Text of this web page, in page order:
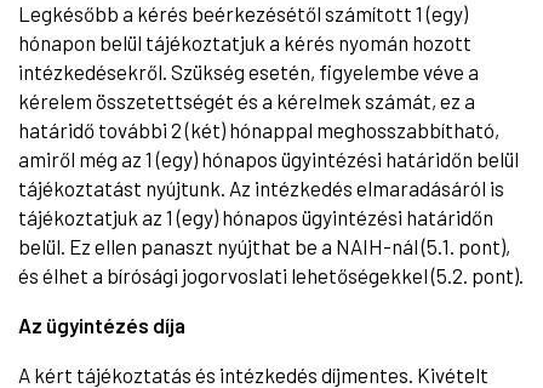
Legkésőbb a kérés beérkezésétől számított 1 (egy)
hónapon belül tájékoztatjuk a kérés nyomán hozott
intézkedésekről. Szükség esetén, figyelembe véve a
kérelem összetettségét és a kérelmek számát, ez a
határidő további 2 (két) hónappal meghosszabbítható,
amiről még az 1 (egy) hónapos ügyintézési határidőn belül
tájékoztatást nyújtunk. Az intézkedés elmaradásáról is
tájékoztatjuk az 1 (egy) hónapos ügyintézési határidőn
belül. Ez ellen panaszt nyújthat be a NAIH-nál (5.1. pont),
és élhet a bírósági jogorvoslati lehetőségekkel (5.2. pont).
Az ügyintézés díja
A kért tájékoztatás és intézkedés díjmentes. Kivételt